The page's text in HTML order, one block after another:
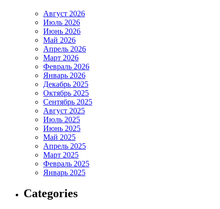
Август 2026
Июль 2026
Июнь 2026
Май 2026
Апрель 2026
Март 2026
Февраль 2026
Январь 2026
Декабрь 2025
Октябрь 2025
Сентябрь 2025
Август 2025
Июль 2025
Июнь 2025
Май 2025
Апрель 2025
Март 2025
Февраль 2025
Январь 2025
Categories